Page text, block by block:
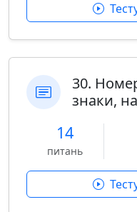
30.
знаки,
14
питань